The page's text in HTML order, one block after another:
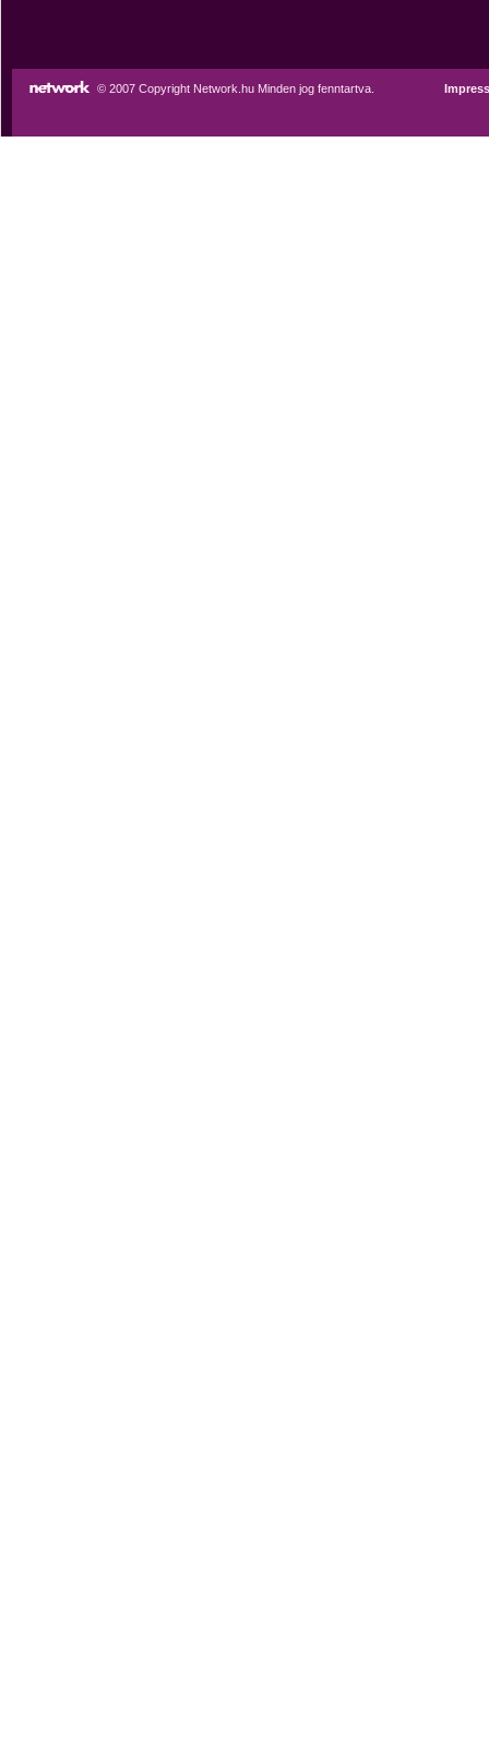
© 2007 Copyright Network.hu Minden jog fenntartva.